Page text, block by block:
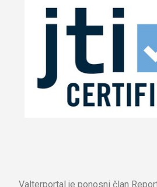
Valterportal je ponosni član